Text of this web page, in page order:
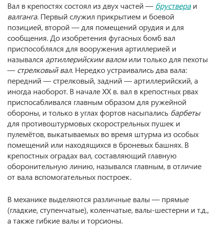
Вал в крепостях состоял из двух частей — бруствераи
валганга. Первый служил прикрытием и боевой
позицией, второй — для помещений орудия и для
сообщения. До изобретения фугасных бомб вал
приспособлялся для вооружения артиллерией и
назывался артиллерийским валомили только для пехоты
— стрелковый вал. Нередко устраивались два вала:
передний — стрелковый, задний — артиллерийский, а
иногда наоборот. В начале XX в. вал в крепостных рвах
приспосабливался главным образом для ружейной
обороны, и только в углах фортов насыпались барбеты
для противоштурмовых скорострельных пушек и
пулемётов, выкатываемых во время штурма из особых
помещений или находящихся в броневых башнях. В
крепостных оградах вал, составляющий главную
оборонительную линию, назывался главным, в отличие
от вала вспомогательных построек.
В механике выделяются различные валы — прямые
(гладкие, ступенчатые), коленчатые, валы-шестерни и т.д.,
а также гибкие валы и торсионы.